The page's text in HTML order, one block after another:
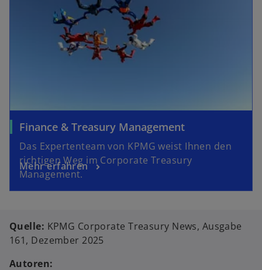
Finance & Treasury Management
Das Expertenteam von KPMG weist Ihnen den
richtigen Weg im Corporate Treasury
Management.
Mehr erfahren
Quelle: KPMG Corporate Treasury News, Ausgabe
161, Dezember 2025
Autoren: